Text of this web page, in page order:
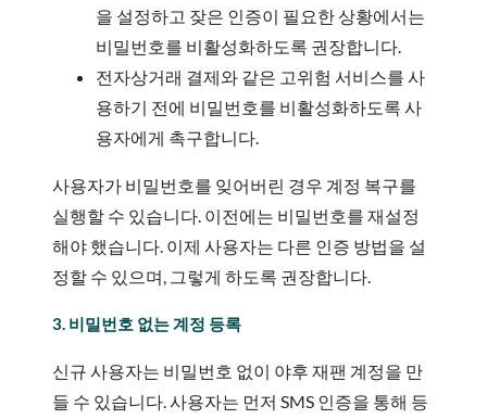
을 설정하고 잦은 인증이 필요한 상황에서는
비밀번호를 비활성화하도록 권장합니다.
전자상거래 결제와 같은 고위험 서비스를 사
용하기 전에 비밀번호를 비활성화하도록 사
용자에게 촉구합니다.
사용자가 비밀번호를 잊어버린 경우 계정 복구를
실행할 수 있습니다. 이전에는 비밀번호를 재설정
해야 했습니다. 이제 사용자는 다른 인증 방법을 설
정할 수 있으며, 그렇게 하도록 권장합니다.
3. 비밀번호 없는 계정 등록
신규 사용자는 비밀번호 없이 야후 재팬 계정을 만
들 수 있습니다. 사용자는 먼저 SMS 인증을 통해 등